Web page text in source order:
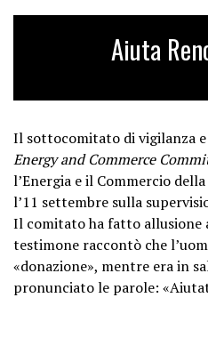
Aiuta
Il sottocomitato di vigilanza
Energy and Commerce
l’Energia e il Commercio
l’11 settembre sulla
Il comitato ha fatto allusione
testimone raccontò che
«donazione», mentre era in
pronunciato le parole: